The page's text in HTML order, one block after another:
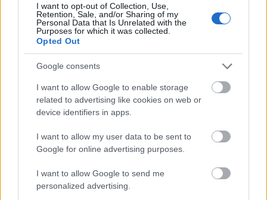
I want to opt-out of Collection, Use,
Retention, Sale, and/or Sharing of my
Personal Data that Is Unrelated with the
Purposes for which it was collected.
Opted Out
Google consents
I want to allow Google to enable storage
related to advertising like cookies on web or
device identifiers in apps.
I want to allow my user data to be sent to
Google for online advertising purposes.
I want to allow Google to send me
personalized advertising.
JJ MEGNYERTE AZ EUROVÍZIÓS DALFESZTIVÁLT,
MELYBEN A BUDAPEST SCORING ORCHESTRA IS
KÖZREMŰKÖDÖTT
ELSTARTOLT A MŰVÉSZETEK VÖLGYE